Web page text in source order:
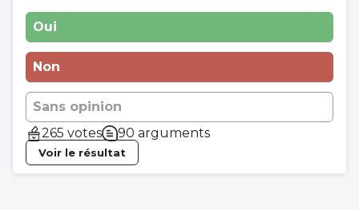
Oui
Non
Sans opinion
265 votes
90 arguments
Voir le résultat